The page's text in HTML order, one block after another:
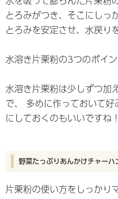
とろみがつき、そこにしっ
とろみを安定させ、水戻り
水溶き片栗粉の3つのポイ
水溶き片栗粉は少しずつ加
で、 多めに作っておいて好
にしておくのもいいですね！
野菜たっぷりあんかけチャーハ
片栗粉の使い方をしっかり